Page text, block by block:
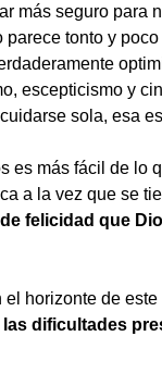
más seguro para
tonto y
escepticismo y
sola, esa
es más fácil de lo
a la vez que se
felicidad que
horizonte de
dificultades